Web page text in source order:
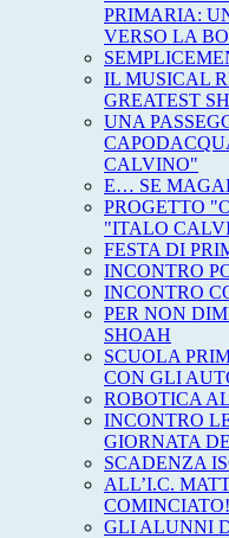
PRIMARIA:
VERSO LA
IL MUSICAL
GREATEST
UNA
CALVINO"
E… SE
PROGETTO
"ITALO
FESTA DI
INCONTRO
INCONTRO
PER NON
SHOAH
SCUOLA
CON GLI
ROBOTICA
INCONTRO
GIORNATA
SCADENZA
ALL’I.C.
COMINCIATO!
GLI ALUNNI